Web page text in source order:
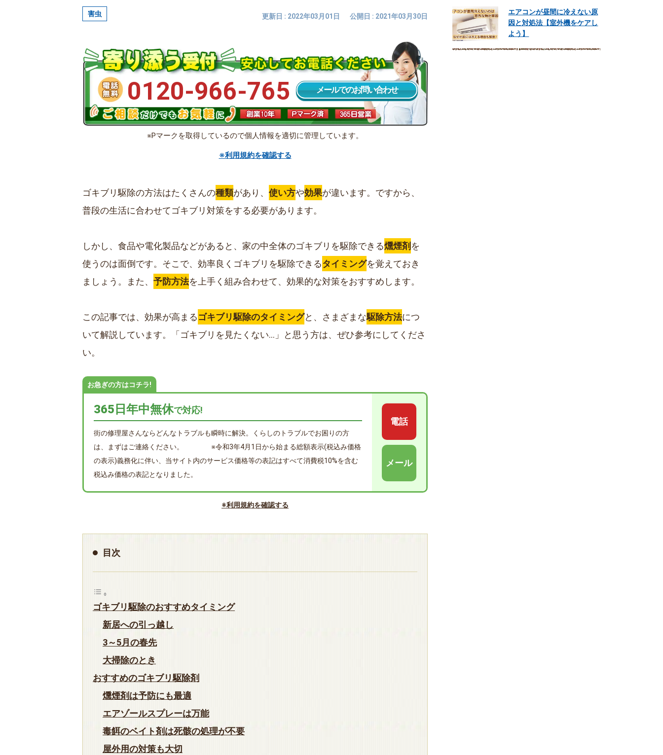
害虫 更新日 : 2022年03月01日 公開日 : 2021年03月30日
0120-966-765 メールでのお問い合わせ
※Pマークを取得しているので個人情報を適切に管理しています。
※利用規約を確認する
ゴキブリ駆除の方法はたくさんの種類があり、 使い方や効果が違います。ですから、
普段の生活に合わせてゴキブリ対策をする必要があります。
しかし、食品や電化製品などがあると、家の中全体のゴキブリを駆除できる燻煙剤 を
使うのは面倒です。そこで、効率良くゴキブリを駆除できるタイミングを覚えておき
ましょう。また、 予防方法を上手く組み合わせて、効果的な対策をおすすめします。
この記事では、効果が高まるゴキブリ駆除のタイミングと、さまざまな駆除方法につ
いて解説しています。「ゴキブリを見たくない…」と思う方は、ぜひ参考にしてくださ
い。
お急ぎの方はコチラ!
365日年中無休で対応!
街の修理屋さんならどんなトラブルも瞬時に解決。くらしのトラブルでお困りの方
は、まずはご連絡ください。 ※令和3年4月1日から始まる総額表示(税込み価格
の表示)義務化に伴い、当サイト内のサービス価格等の表記はすべて消費税10%を含む
税込み価格の表記となりました。
電話
メール
※利用規約を確認する
目次
ゴキブリ駆除のおすすめタイミング
新居への引っ越し
3～5月の春先
大掃除のとき
おすすめのゴキブリ駆除剤
燻煙剤は予防にも最適
エアゾールスプレーは万能
毒餌のベイト剤は死骸の処理が不要
屋外用の対策も大切
エアコンが昼間に冷えない原
因と対処法【室外機をケアし
よう】